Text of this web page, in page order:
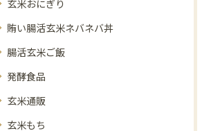
玄米おにぎり
賄い腸活玄米ネバネバ丼
腸活玄米ご飯
発酵食品
玄米通販
玄米もち